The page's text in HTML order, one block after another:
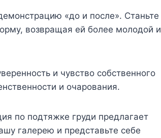
«до и после». Станьте
возвращая ей более молодой и
и чувство собственного
и очарования.
по подтяжке груди предлагает
галерею и представьте себе